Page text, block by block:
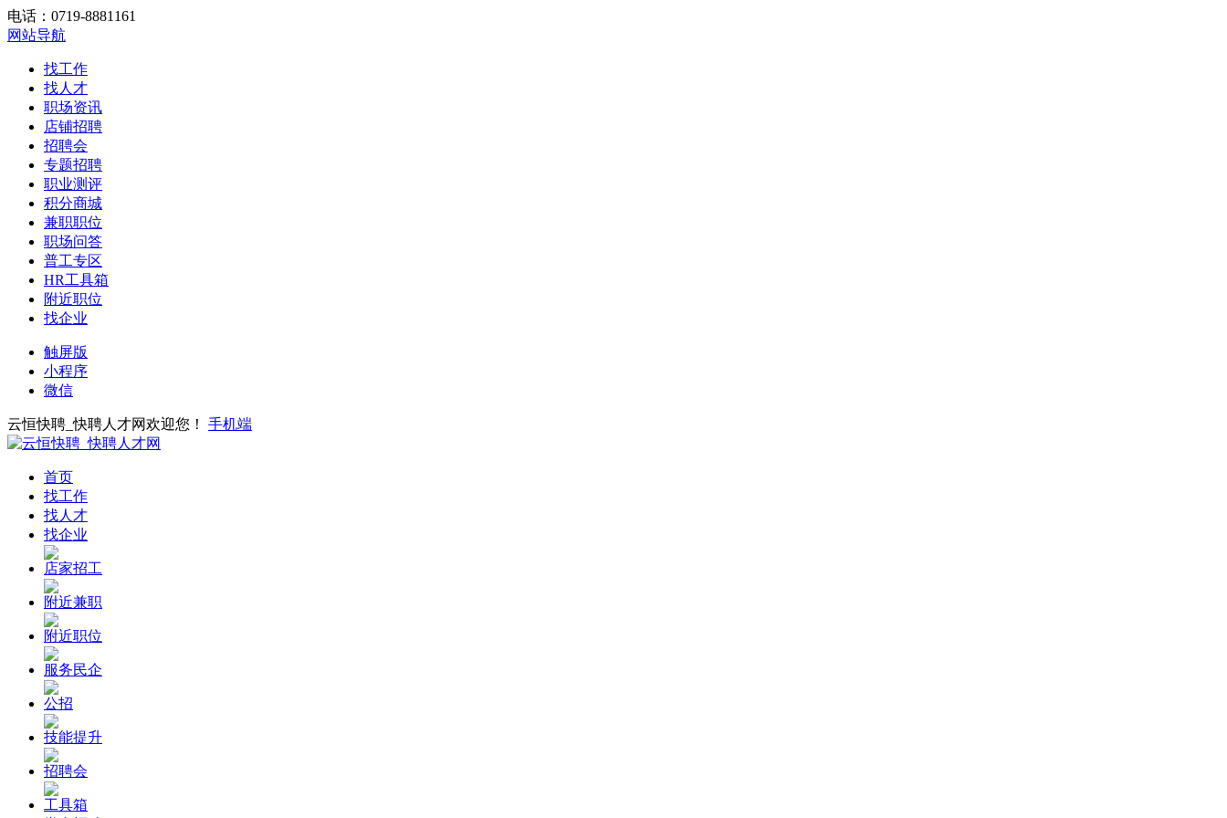
电话：0719-8881161
网站导航
找工作
找人才
职场资讯
店铺招聘
招聘会
专题招聘
职业测评
积分商城
兼职职位
职场问答
普工专区
HR工具箱
附近职位
找企业
触屏版
小程序
微信
云恒快聘_快聘人才网欢迎您！ 手机端
首页
找工作
找人才
找企业
店家招工
附近兼职
附近职位
服务民企
公招
技能提升
招聘会
工具箱